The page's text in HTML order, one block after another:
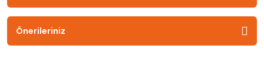
Önerileriniz